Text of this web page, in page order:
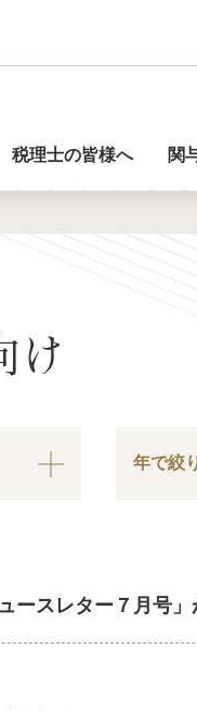
税理士の皆様へ 関
け
年で絞
ースレター７月号」